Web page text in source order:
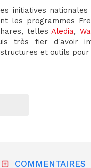
initiatives
les programmes
telles Aledia,
très fier d'avoir
et outils
COMMENTAIRES